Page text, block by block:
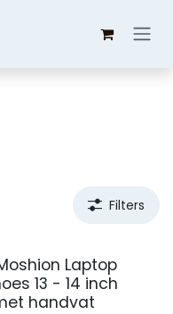
Filters
Laptop
13 - 14 inch
handvat